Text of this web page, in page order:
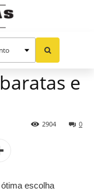
e
0
2904
escolha